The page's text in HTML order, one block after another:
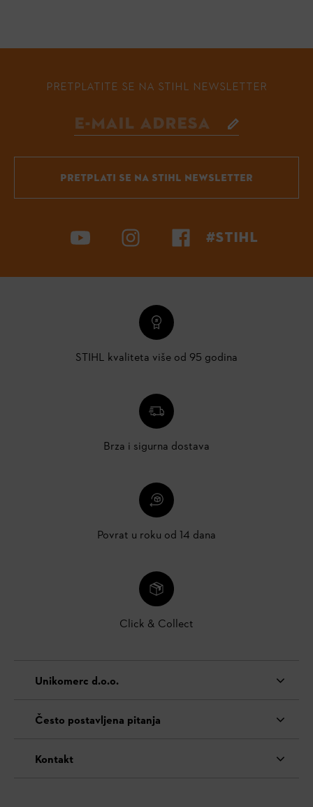
PRETPLATITE SE NA STIHL NEWSLETTER
PRETPLATI SE NA STIHL NEWSLETTER
#STIHL
STIHL kvaliteta više od 95 godina
Brza i sigurna dostava
Povrat u roku od 14 dana
Click & Collect
Unikomerc d.o.o.
Često postavljena pitanja
Kontakt